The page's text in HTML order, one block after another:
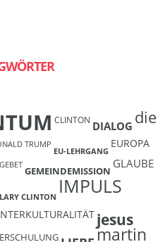
CLINTON DIALOG die
TRUMP
EU-LEHRGANG
EUROPA
GEBET GEMEINDEMISSION
GLAUBE
CLINTON IMPULS
jesus
martin